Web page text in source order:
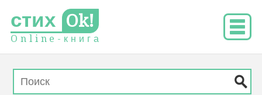
стих Ok!
O n l i n e - к н и г а